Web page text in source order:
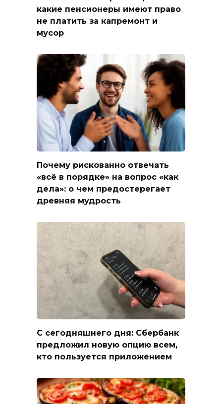
какие пенсионеры имеют право
не платить за капремонт и
мусор
Почему рискованно отвечать
«всё в порядке» на вопрос «как
дела»: о чем предостерегает
древняя мудрость
С сегодняшнего дня: Сбербанк
предложил новую опцию всем,
кто пользуется приложением